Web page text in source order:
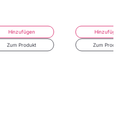
Hinzufügen
Zum Produkt
Hinzufügen
Zum Produkt